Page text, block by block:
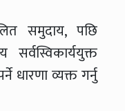
समुदाय, पछि
धारणा व्यक्त गर्नु